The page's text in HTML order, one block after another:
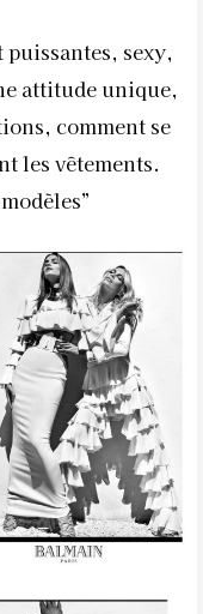
puissantes, sexy,
attitude unique,
comment se
les vêtements.